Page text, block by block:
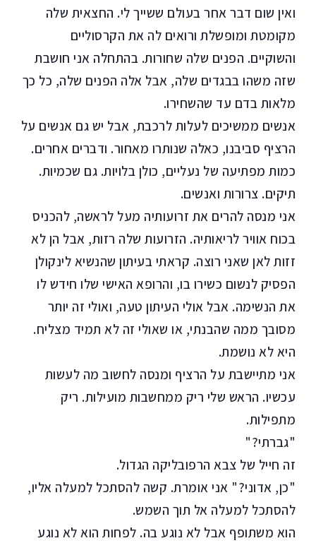
ואין שום דבר אחר בעולם ששייך לי. החצאית שלה
מקומטת ומופשלת ורואים לה את הקרסוליים
והשוקיים. הפנים שלה שחורות. בהתחלה אני חושבת
שזה משהו בבגדים שלה, אבל אלה הפנים שלה, כל כך
מלאות בדם עד שהשחירו.
אנשים ממשיכים לעלות לרכבת, אבל יש גם אנשים על
הרציף סביבנו, כאלה שנותרו מאחור. ודברים אחרים.
כמות מפתיעה של נעליים, כולן בלויות. גם שכמיות.
תיקים. צרורות ואנשים.
אני מנסה להרים את זרועותיה מעל לראשה, להכניס
בכוח אוויר לריאותיה. הזרועות שלה רזות, אבל הן לא
זזות לאן שאני רוצה. קראתי בעיתון שהנשיא לינקולן
הפסיק לנשום כשירו בו, והרופא האישי שלו חידש לו
את הנשימה. אבל אולי העיתון טעה, ואולי זה יותר
מסובך ממה שהבנתי, או שאולי זה לא תמיד מצליח.
היא לא נושמת.
אני מתיישבת על הרציף ומנסה לחשוב מה לעשות
עכשיו. הראש שלי ריק ממחשבות מועילות. ריק
מתפילות.
"גברתי?"
זה חייל של צבא הרפובליקה הגדול.
"כן, אדוני?" אני אומרת. קשה להסתכל למעלה אליו,
להסתכל למעלה אל תוך השמש.
הוא משתופף אבל לא נוגע בה. לפחות הוא לא נוגע